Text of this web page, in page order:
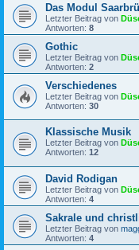
Das Modul
Letzter Beitrag von
Antworten: 8
Gothic
Letzter Beitrag von
Antworten: 2
Verschiedenes
Letzter Beitrag von
Antworten: 30
Klassische Musik
Letzter Beitrag von
Antworten: 12
David Rodigan
Letzter Beitrag von
Antworten: 4
Sakrale und
Letzter Beitrag von
Antworten: 4